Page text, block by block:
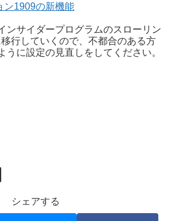
ン1909の新機能
ンサイダープログラムのスローリン
行していくので、不都合のある方
うに設定の見直しをしてください。
シェアする